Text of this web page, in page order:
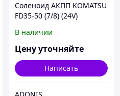
Соленоид АКПП KOMATSU
FD35-50 (7/8) (24V)
В наличии
Цену уточняйте
Написать